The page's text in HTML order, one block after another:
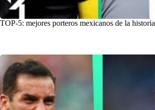
TOP-5: mejores porteros mexicanos de la historia